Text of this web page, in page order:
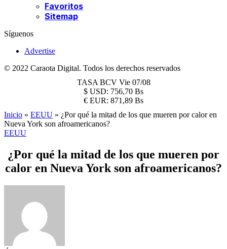
Favoritos
Sitemap
Síguenos
Advertise
© 2022 Caraota Digital. Todos los derechos reservados
TASA BCV Vie 07/08
$ USD: 756,70 Bs
€ EUR: 871,89 Bs
Inicio » EEUU » ¿Por qué la mitad de los que mueren por calor en
Nueva York son afroamericanos?
EEUU
¿Por qué la mitad de los que mueren por
calor en Nueva York son afroamericanos?